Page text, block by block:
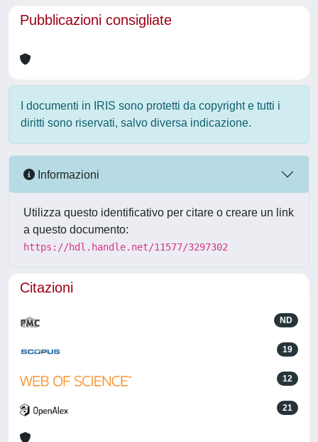
Pubblicazioni consigliate
I documenti in IRIS sono protetti da copyright e tutti i
diritti sono riservati, salvo diversa indicazione.
Informazioni
Utilizza questo identificativo per citare o creare un link
a questo documento:
https://hdl.handle.net/11577/3297302
Citazioni
ND
19
12
21